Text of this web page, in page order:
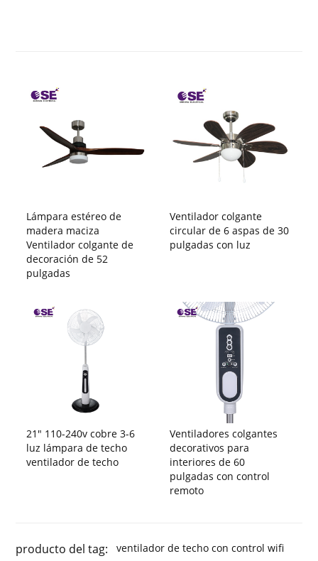
Lámpara estéreo de
madera maciza
Ventilador colgante de
decoración de 52
pulgadas
Ventilador colgante
circular de 6 aspas de 30
pulgadas con luz
21" 110-240v cobre 3-6
luz lámpara de techo
ventilador de techo
Ventiladores colgantes
decorativos para
interiores de 60
pulgadas con control
remoto
producto del tag:
ventilador de techo con control wifi